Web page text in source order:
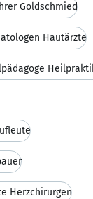
Goldschmied
Hautärzte
Herzchirurgen